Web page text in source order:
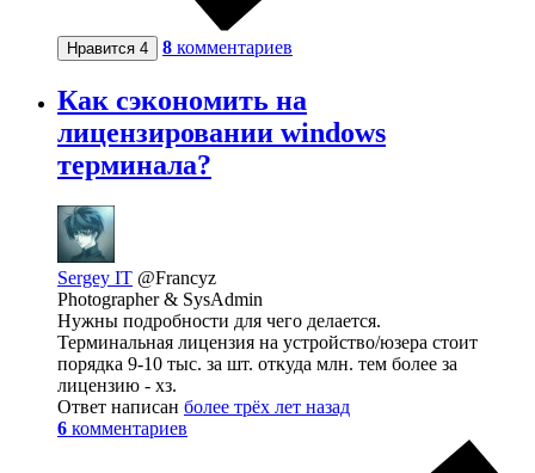
Нравится 4 8 комментариев
Как сэкономить на
лицензировании windows
терминала?
Sergey IT @Francyz
Photographer & SysAdmin
Нужны подробности для чего делается.
Терминальная лицензия на устройство/юзера стоит
порядка 9-10 тыс. за шт. откуда млн. тем более за
лицензию - хз.
Ответ написан более трёх лет назад
6 комментариев